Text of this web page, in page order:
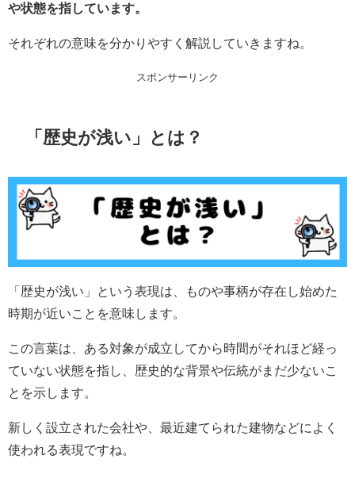
や状態を指しています。
それぞれの意味を分かりやすく解説していきますね。
スポンサーリンク
「歴史が浅い」とは？
「歴史が浅い」という表現は、ものや事柄が存在し始めた
時期が近いことを意味します。
この言葉は、ある対象が成立してから時間がそれほど経っ
ていない状態を指し、歴史的な背景や伝統がまだ少ないこ
とを示します。
新しく設立された会社や、最近建てられた建物などによく
使われる表現ですね。